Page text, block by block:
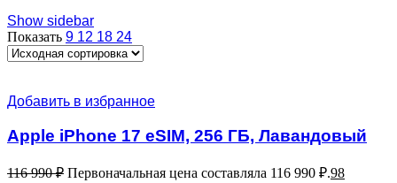
Show sidebar
Показать 9 12 18 24
Добавить в избранное
Apple iPhone 17 eSIM, 256 ГБ, Лавандовый
116 990₽ Первоначальная цена составляла 116 990 ₽.98